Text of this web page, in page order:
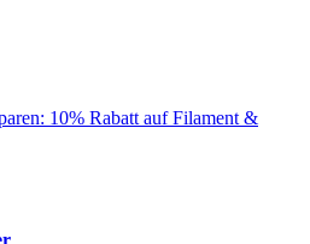
10% Rabatt auf Filament &